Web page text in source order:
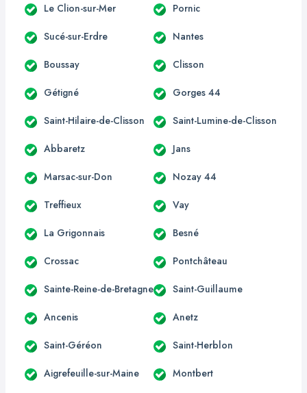
Le Clion-sur-Mer Pornic
Sucé-sur-Erdre Nantes
Boussay Clisson
Gétigné Gorges 44
Saint-Hilaire-de-Clisson Saint-Lumine-de-Clisson
Abbaretz Jans
Marsac-sur-Don Nozay 44
Treffieux Vay
La Grigonnais Besné
Crossac Pontchâteau
Sainte-Reine-de-Bretagne Saint-Guillaume
Ancenis Anetz
Saint-Géréon Saint-Herblon
Aigrefeuille-sur-Maine Montbert